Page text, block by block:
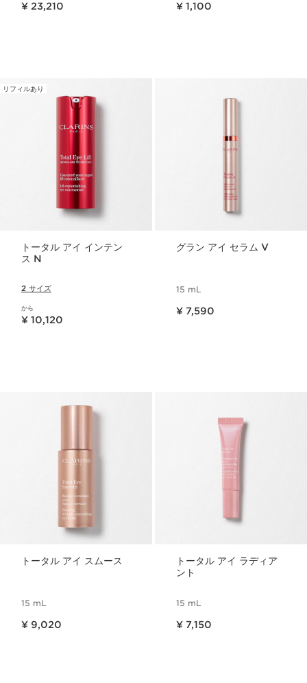
¥ 23,210 ¥ 1,100
リフィルあり
トータル アイ インテン
ス N
2 サイズ
から
現在表示中の製品の価格 ¥ 10,120
¥ 10,120
グラン アイ セラム V
15 mL
¥ 7,590
トータル アイ スムース
15 mL
¥ 9,020
トータル アイ ラディア
ント
15 mL
¥ 7,150